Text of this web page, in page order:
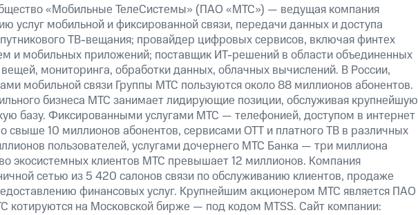
«Мобильные ТелеСистемы» (ПАО «МТС») — ведущая компания
услуг мобильной и фиксированной связи, передачи данных и доступа
ТВ-вещания; провайдер цифровых сервисов, включая финтех
и мобильных приложений; поставщик ИТ-решений в области объединенных
мониторинга, обработки данных, облачных вычислений. В России,
мобильной связи Группы МТС пользуются около 88 миллионов абонентов.
бизнеса МТС занимает лидирующие позиции, обслуживая крупнейшую
базу. Фиксированными услугами МТС — телефонией, доступом в интернет
10 миллионов абонентов, сервисами OTT и платного ТВ в различных
пользователей, услугами дочернего МТС Банка — три миллиона
экосистемных клиентов МТС превышает 12 миллионов. Компания
сетью из 5 420 салонов связи по обслуживанию клиентов, продаже
финансовых услуг. Крупнейшим акционером МТС является ПАО
на Московской бирже — под кодом MTSS. Сайт компании: